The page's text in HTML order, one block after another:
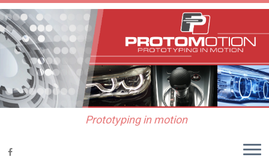
Prototyping in motion
Mittelkonsole Sportwagen